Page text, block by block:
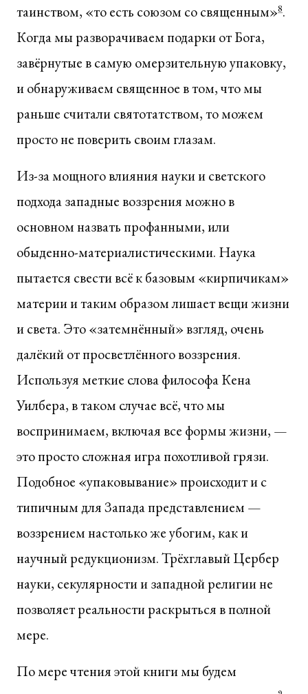
таинством, «то есть союзом со священным»8.
Когда мы разворачиваем подарки от Бога,
завёрнутые в самую омерзительную упаковку,
и обнаруживаем священное в том, что мы
раньше считали святотатством, то можем
просто не поверить своим глазам.
Из-за мощного влияния науки и светского
подхода западные воззрения можно в
основном назвать профанными, или
обыденно-материалистическими. Наука
пытается свести всё к базовым «кирпичикам»
материи и таким образом лишает вещи жизни
и света. Это «затемнённый» взгляд, очень
далёкий от просветлённого воззрения.
Используя меткие слова философа Кена
Уилбера, в таком случае всё, что мы
воспринимаем, включая все формы жизни, —
это просто сложная игра похотливой грязи.
Подобное «упаковывание» происходит и с
типичным для Запада представлением —
воззрением настолько же убогим, как и
научный редукционизм. Трёхглавый Цербер
науки, секулярности и западной религии не
позволяет реальности раскрыться в полной
мере.
По мере чтения этой книги мы будем